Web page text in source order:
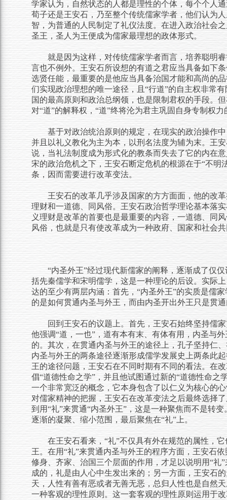
学家认为，自然状态的人都是理性的个体，每个个人
荀子还是王安石，乃至整个传统儒家学者，他们认为
智，为普通的人民制定了礼仪法度。在进入政治社会
圣王，圣人为王便成为儒家最理想的政体形式。
就是因为这样，对传统儒家学者而言，培养聪明
言也不例外。王安石所设想的有道之君应当具备如下
选贤任能，最重要的是他应当具备治国才能和高尚的
们实现政治理想的唯一途径，且“行道”的自主权非常
国的最高原则和政治总纲领，也是限制君权的手段。
对“道”的解释权，“道”终将沦为君主巩固自身专制权
基于对政治统治原则的规定，在现实的政治操作
并且以礼义教化为主为本，以刑名法度为辅为末。王
说，当礼法制度成为形式化的教条而失去了它的内在
宋的政治危机之下，王安石断定危机的根源在于“不
条，因而需要进行改革变法。
王安石的改革几乎涉及国家的方方面面，他的改
理财和一道德、同风俗。王安石政治哲学理论基本落
义理财是改革的首要也是最重要的内容，一道德、同
风俗，也就是只有使改革成为一种政府、国家和社会
“内圣外王”经过现代新儒家的阐释，逐渐成了仅
括先秦儒学和宋明儒学，这是一种理论的后设。实际
达的至少有两层内涵：首先，“内圣外王”的实质是儒
的是如何贯通内圣与外王，而由内圣开出外王只是贯
回到王安石的议题上。首先，王安石始终坚持儒
他强调“道，一也”，道有本有末、有体有用，内圣与
的。其次，在贯通内圣与外王的途径上，孔子坚持仁
内圣与外王的两条途径逐渐形成儒学发展史上两条此
王的途径问题，王安石在不同时期有不同的看法。在
倡“道德性命之学”，并且他试图通过新的“道德性命之
一个非常宽泛的概念，它本身包含了以仁义为核心的
对儒家精神的把握，王安石在改革变法之后最终选择
到用“礼”来贯通“内圣外王”，这是一种聚焦而不是转
逐渐的凝聚、缩小范围，最后聚焦在“礼”上。
在王安石看来，“礼”不仅具有外在规范的属性，
王。在用“礼”来贯通内圣与外王的程序方面，王安石
修身、齐家、治国三个层面的作用，才足以说明用“礼
成的，礼是由人心中生发出来的；另一方面，王安石
天，人性有善有恶或者无善无恶，总归人性也是自然
一种客观的理性原则。这一套客观的理性原则运用于